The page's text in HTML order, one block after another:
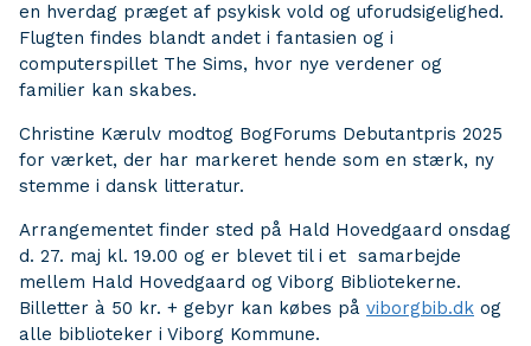
en hverdag præget af psykisk vold og uforudsigelighed.
Flugten findes blandt andet i fantasien og i
computerspillet The Sims, hvor nye verdener og
familier kan skabes.
Christine Kærulv modtog BogForums Debutantpris 2025
for værket, der har markeret hende som en stærk, ny
stemme i dansk litteratur.
Arrangementet finder sted på Hald Hovedgaard onsdag
d. 27. maj kl. 19.00 og er blevet til i et samarbejde
mellem Hald Hovedgaard og Viborg Bibliotekerne.
Billetter à 50 kr. + gebyr kan købes på viborgbib.dk og
alle biblioteker i Viborg Kommune.